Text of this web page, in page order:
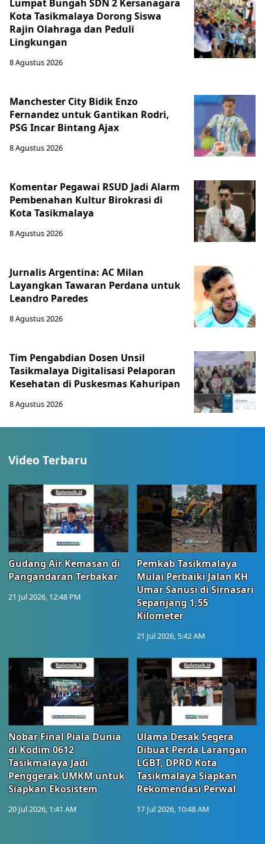
Lumpat Bungah SDN 2 Kersanagara
Kota Tasikmalaya Dorong Siswa
Rajin Olahraga dan Peduli
Lingkungan
8 Agustus 2026
Manchester City Bidik Enzo
Fernandez untuk Gantikan Rodri,
PSG Incar Bintang Ajax
8 Agustus 2026
Komentar Pegawai RSUD Jadi Alarm
Pembenahan Kultur Birokrasi di
Kota Tasikmalaya
8 Agustus 2026
Jurnalis Argentina: AC Milan
Layangkan Tawaran Perdana untuk
Leandro Paredes
8 Agustus 2026
Tim Pengabdian Dosen Unsil
Tasikmalaya Digitalisasi Pelaporan
Kesehatan di Puskesmas Kahuripan
8 Agustus 2026
Video Terbaru
Gudang Air Kemasan di
Pangandaran Terbakar
21 Jul 2026, 12:48 PM
Pemkab Tasikmalaya
Mulai Perbaiki Jalan KH
Umar Sanusi di Sirnasari
Sepanjang 1,55
Kilometer
21 Jul 2026, 5:42 AM
Nobar Final Piala Dunia
di Kodim 0612
Tasikmalaya Jadi
Penggerak UMKM untuk
Siapkan Ekosistem
20 Jul 2026, 1:41 AM
Ulama Desak Segera
Dibuat Perda Larangan
LGBT, DPRD Kota
Tasikmalaya Siapkan
Rekomendasi Perwal
17 Jul 2026, 10:48 AM